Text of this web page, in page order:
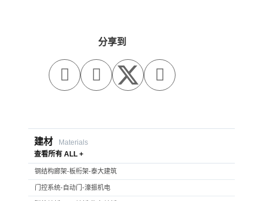
分享到
  
建材
Materials
查看所有 ALL +
钢结构廊架-板桁架-泰大建筑
门控系统-自动门-濠振机电